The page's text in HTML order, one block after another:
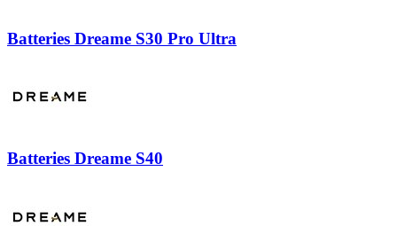
Batteries Dreame S30 Pro Ultra
Batteries Dreame S40